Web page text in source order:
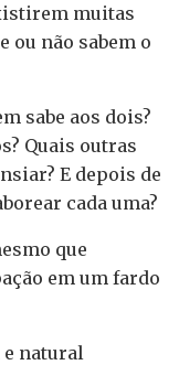
muitas
ou não sabem o
sabe aos dois?
Quais outras
E depois de
cada uma?
que
em um fardo
natural